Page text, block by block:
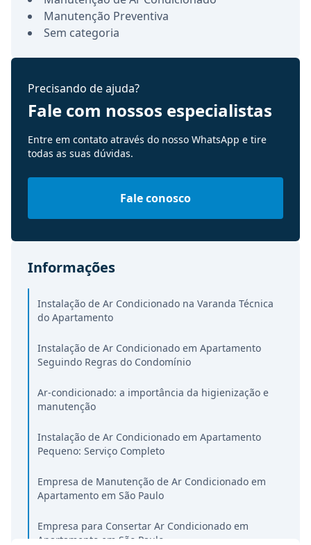
Manutenção Preventiva
Sem categoria
Precisando de ajuda?
Fale com nossos especialistas
Entre em contato através do nosso WhatsApp e tire
todas as suas dúvidas.
Fale conosco
Informações
Instalação de Ar Condicionado na Varanda Técnica
do Apartamento
Instalação de Ar Condicionado em Apartamento
Seguindo Regras do Condomínio
Ar-condicionado: a importância da higienização e
manutenção
Instalação de Ar Condicionado em Apartamento
Pequeno: Serviço Completo
Empresa de Manutenção de Ar Condicionado em
Apartamento em São Paulo
Empresa para Consertar Ar Condicionado em
Apartamento em São Paulo